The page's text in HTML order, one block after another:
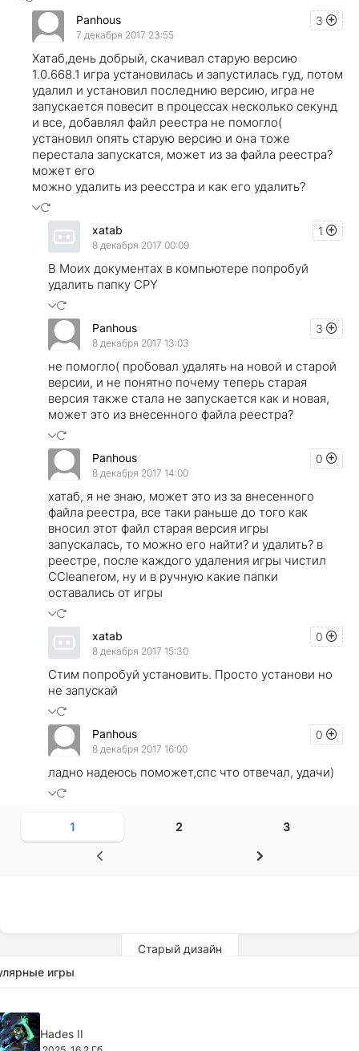
3
Panhous
7 декабря 2017 23:55
Хатаб,день добрый, скачивал старую версию
1.0.668.1 игра установилась и запустилась гуд, потом
удалил и установил последнию версию, игра не
запускается повесит в процессах несколько секунд
и все, добавлял файл реестра не помогло(
установил опять старую версию и она тоже
перестала запускатся, может из за файла реестра?
может его
можно удалить из реесстра и как его удалить?
1
xatab
8 декабря 2017 00:09
В Моих документах в компьютере попробуй
удалить папку CPY
3
Panhous
8 декабря 2017 13:03
не помогло( пробовал удалять на новой и старой
версии, и не понятно почему теперь старая
версия также стала не запускается как и новая,
может это из внесенного файла реестра?
0
Panhous
8 декабря 2017 14:00
хатаб, я не знаю, может это из за внесенного
файла реестра, все таки раньше до того как
вносил этот файл старая версия игры
запускалась, то можно его найти? и удалить? в
реестре, после каждого удаления игры чистил
CCleanerом, ну и в ручную какие папки
оставались от игры
0
xatab
8 декабря 2017 15:30
Стим попробуй установить. Просто установи но
не запускай
0
Panhous
8 декабря 2017 16:00
ладно надеюсь поможет,спс что отвечал, удачи)
1 2 3
Старый дизайн
игры
Hades II